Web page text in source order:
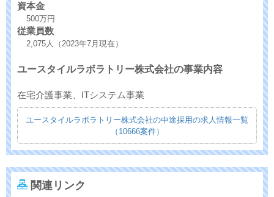
資本金
500万円
従業員数
2,075人（2023年7月現在）
ユースタイルラボラトリー株式会社の事業内容
在宅介護事業、ITシステム事業
ユースタイルラボラトリー株式会社の中途採用の求人情報一覧
（10666案件）
関連リンク